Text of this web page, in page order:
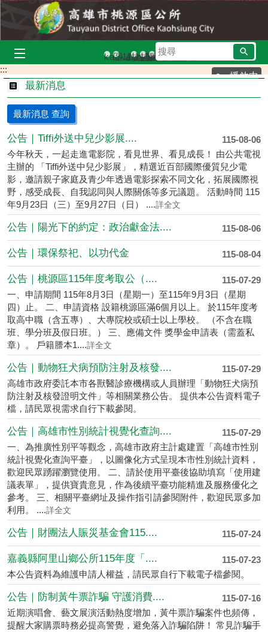
跳到主要內容區塊
搜
尋
播放中
kaukau山籟愛玉館
區運合照
113年區運
拉阿魯哇族-女性
拉阿魯哇族祭屋
雅尼綜合場
布農族
:::
最新消息
最新消息 查詢
115-08-06
公告｜Tiffi外送中兒少影展....
今年秋天，一起走進電影院，看見世界、看見成長！ 由公共電視
主辦的 「Tiffi外送中兒少影展」，精選近百部國際優質兒少電
影，邀請親子家庭及青少年透過電影探索不同文化，拓展國際視
野，感受成長、自我認同與人際關係等多元議題。 活動時間 115
年9月23日（三）至9月27日（日） ....詳全文
115-08-06
公告｜陽光下的約定：政治獻金法....
115-08-04
公告｜環保祭祀、以功代金
115-07-29
公告｜桃源區115年度考取公（....
一、申請期間 115年8月3日（星期一）至115年9月3日（星期
四）止。 二、申請資格 設籍桃源區滿6個月以上。 於115年度考
取高中職（含五專）、大專院校或碩士以上學校。 （不含在職
班、學分班及假日班。） 三、應備文件 獎學金申請表（需蓋私
章）。 戶籍謄本1....詳全文
115-07-29
公告｜動物狂犬病預防注射及核發....
高雄市政府委託本市各獸醫診療機構或人員辦理「動物狂犬病預
防注射及核發證明文件」等相關業務公告。 提供本公告資料電子
檔，請民眾視需求自行下載參閱。
115-07-29
公告｜高雄市性別統計視覺化查詢....
一、為推廣性別平等觀念，高雄市政府主計處建置「高雄市性別
統計視覺化查詢平臺」，以圖像化方式呈現本市性別統計資料，
歡迎民眾踴躍瀏覽使用。 二、請於使用平臺後協助填寫「使用建
議表單」，提供寶貴意見，作為後續平臺功能精進及服務優化之
參考。 三、相關平臺網址及操作指引請參閱附件，歡迎民眾多加
利用。 ....詳全文
115-07-24
公告｜財團法人賑災基金會115....
115-07-23
嘉義縣阿里山鄉公所115年度「....
本公告資料為維護申請人權益，請民眾自行下載電子檔參閱。
115-07-16
公告｜防制黃牛票詐騙 守護消費....
近期演唱會、藝文展演活動熱度增加，黃牛票詐騙案件也頻傳，
提醒大家購票時務必提高警覺，避免落入詐騙陷阱！ 常見詐騙手